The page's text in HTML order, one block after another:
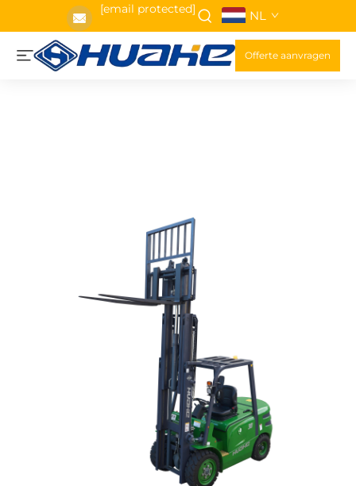
[email protected] NL
Offerte aanvragen